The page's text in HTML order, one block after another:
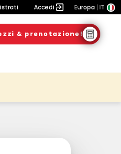
Accedi Europa IT
& prenotazione!